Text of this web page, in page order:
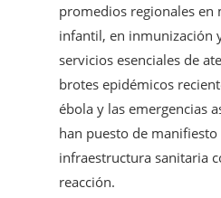
promedios regionales
infantil, en inmunización
servicios esenciales de
brotes epidémicos
ébola y las emergencias
han puesto de
infraestructura sanitaria
reacción.